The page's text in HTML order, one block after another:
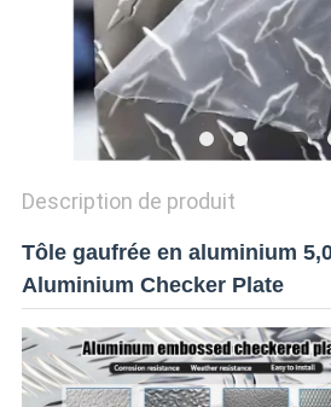
CONFIDENTIALITÉ
Description de produit
Tôle gaufrée en aluminium
Aluminium Checker Plate